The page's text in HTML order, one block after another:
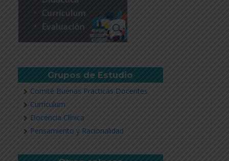
Grupos de Estudio
Comité Buenas Practicas Docentes
Currículum
Docencia Clínica
Pensamiento y Racionalidad